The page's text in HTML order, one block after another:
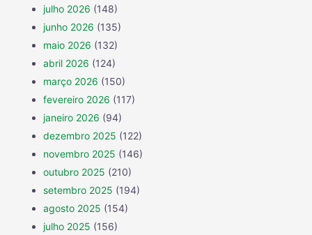
julho 2026 (148)
junho 2026 (135)
maio 2026 (132)
abril 2026 (124)
março 2026 (150)
fevereiro 2026 (117)
janeiro 2026 (94)
dezembro 2025 (122)
novembro 2025 (146)
outubro 2025 (210)
setembro 2025 (194)
agosto 2025 (154)
julho 2025 (156)